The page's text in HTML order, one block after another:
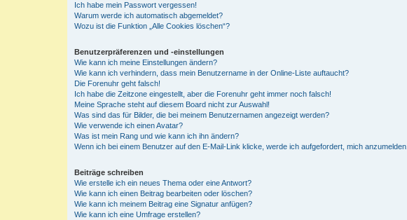
Ich habe mein Passwort vergessen!
Warum werde ich automatisch abgemeldet?
Wozu ist die Funktion „Alle Cookies löschen“?
Benutzerpräferenzen und -einstellungen
Wie kann ich meine Einstellungen ändern?
Wie kann ich verhindern, dass mein Benutzername in der Online-Liste auftaucht?
Die Forenuhr geht falsch!
Ich habe die Zeitzone eingestellt, aber die Forenuhr geht immer noch falsch!
Meine Sprache steht auf diesem Board nicht zur Auswahl!
Was sind das für Bilder, die bei meinem Benutzernamen angezeigt werden?
Wie verwende ich einen Avatar?
Was ist mein Rang und wie kann ich ihn ändern?
Wenn ich bei einem Benutzer auf den E-Mail-Link klicke, werde ich aufgefordert, mich anzumelden.
Beiträge schreiben
Wie erstelle ich ein neues Thema oder eine Antwort?
Wie kann ich einen Beitrag bearbeiten oder löschen?
Wie kann ich meinem Beitrag eine Signatur anfügen?
Wie kann ich eine Umfrage erstellen?